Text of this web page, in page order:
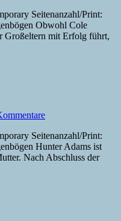
Obwohl Cole
Großeltern mit Erfolg führt,
Hunter Adams ist
Nach Abschluss der